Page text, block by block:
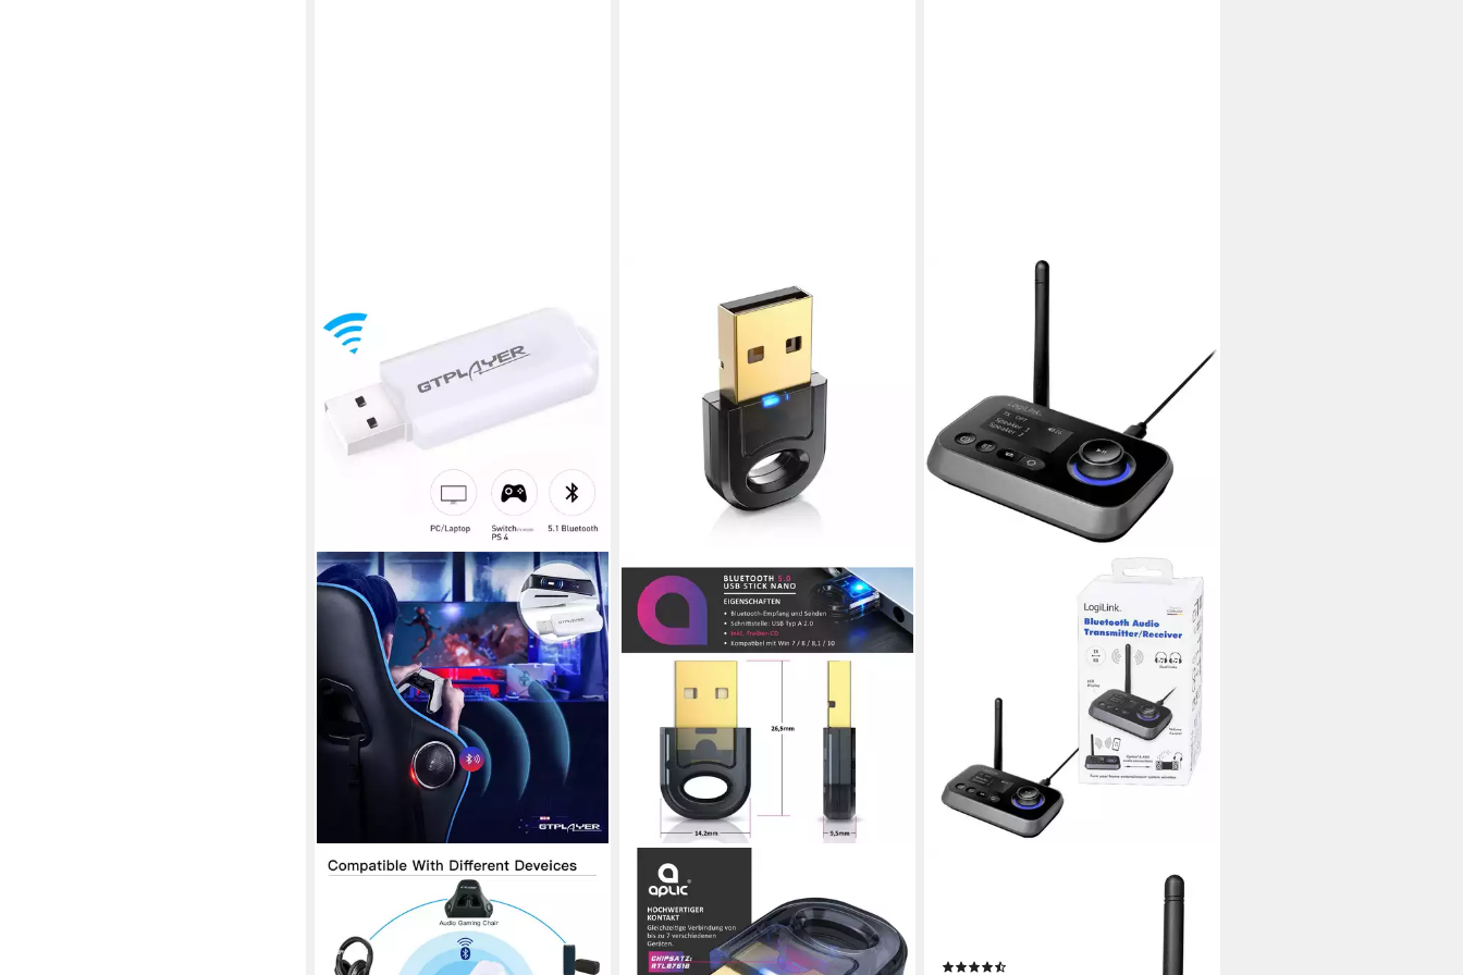
GTPLAYER
Bluetooth Adapter 5.1 Bluetooth-
Adapter, Windows XP/7/8/10, mac
OS, PS4, Switch(TV Mode)
APLIC
USB BT 5.0 Stick / Dongle, hohe
Reichweite, inkl. Treiber, BT Adapter
Bluetooth-Adapter, Bluetooth